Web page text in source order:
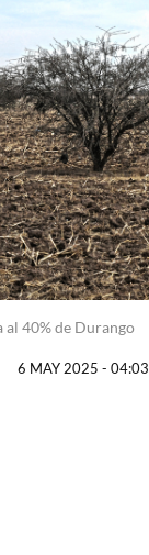
al 40% de Durango
6 MAY 2025 - 04:03